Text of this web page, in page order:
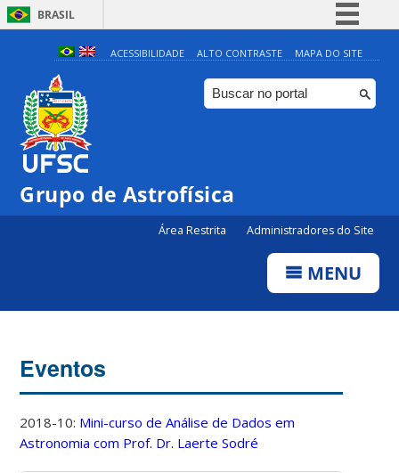
BRASIL
Simplifique!
Comunica BR
Participe
ACESSIBILIDADE ALTO CONTRASTE MAPA DO SITE
Grupo de Astrofísica
Área Restrita Administradores do Site
MENU
Eventos
2018-10: Mini-curso de Análise de Dados em
Astronomia com Prof. Dr. Laerte Sodré
4:00
5:00